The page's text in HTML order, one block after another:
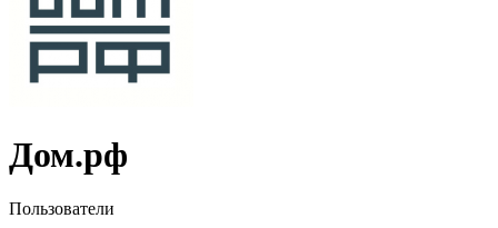
Дом.рф
Пользователи